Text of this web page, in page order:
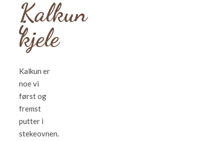
Kalkun
i
kjele
Kalkun er
noe vi
først og
fremst
putter i
stekeovnen.